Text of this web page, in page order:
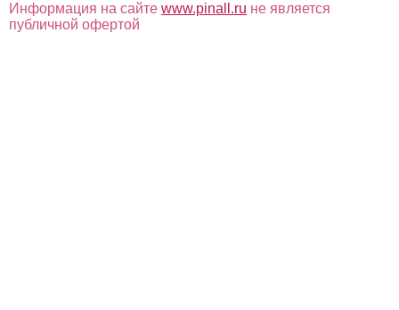
Информация на сайте www.pinall.ru не является
публичной офертой